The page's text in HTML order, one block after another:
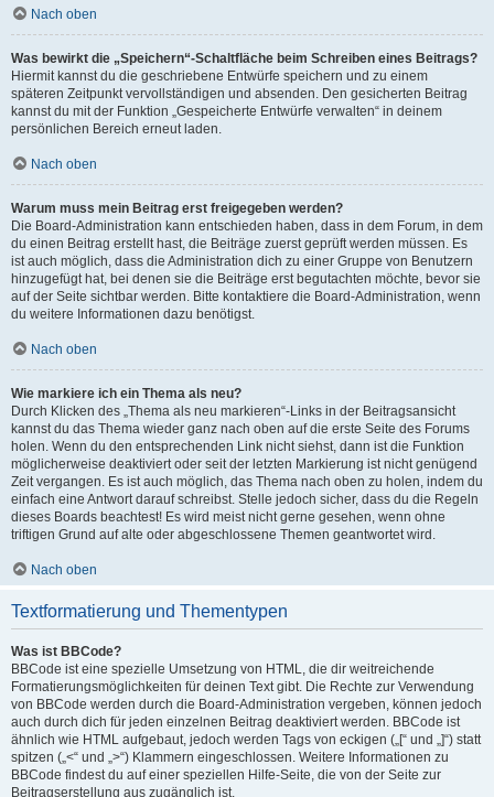
Nach oben
Was bewirkt die „Speichern“-Schaltfläche beim Schreiben eines Beitrags?
Hiermit kannst du die geschriebene Entwürfe speichern und zu einem
späteren Zeitpunkt vervollständigen und absenden. Den gesicherten Beitrag
kannst du mit der Funktion „Gespeicherte Entwürfe verwalten“ in deinem
persönlichen Bereich erneut laden.
Nach oben
Warum muss mein Beitrag erst freigegeben werden?
Die Board-Administration kann entschieden haben, dass in dem Forum, in dem
du einen Beitrag erstellt hast, die Beiträge zuerst geprüft werden müssen. Es
ist auch möglich, dass die Administration dich zu einer Gruppe von Benutzern
hinzugefügt hat, bei denen sie die Beiträge erst begutachten möchte, bevor sie
auf der Seite sichtbar werden. Bitte kontaktiere die Board-Administration, wenn
du weitere Informationen dazu benötigst.
Nach oben
Wie markiere ich ein Thema als neu?
Durch Klicken des „Thema als neu markieren“-Links in der Beitragsansicht
kannst du das Thema wieder ganz nach oben auf die erste Seite des Forums
holen. Wenn du den entsprechenden Link nicht siehst, dann ist die Funktion
möglicherweise deaktiviert oder seit der letzten Markierung ist nicht genügend
Zeit vergangen. Es ist auch möglich, das Thema nach oben zu holen, indem du
einfach eine Antwort darauf schreibst. Stelle jedoch sicher, dass du die Regeln
dieses Boards beachtest! Es wird meist nicht gerne gesehen, wenn ohne
triftigen Grund auf alte oder abgeschlossene Themen geantwortet wird.
Nach oben
Textformatierung und Thementypen
Was ist BBCode?
BBCode ist eine spezielle Umsetzung von HTML, die dir weitreichende
Formatierungsmöglichkeiten für deinen Text gibt. Die Rechte zur Verwendung
von BBCode werden durch die Board-Administration vergeben, können jedoch
auch durch dich für jeden einzelnen Beitrag deaktiviert werden. BBCode ist
ähnlich wie HTML aufgebaut, jedoch werden Tags von eckigen („[“ und „]“) statt
spitzen („<“ und „>“) Klammern eingeschlossen. Weitere Informationen zu
BBCode findest du auf einer speziellen Hilfe-Seite, die von der Seite zur
Beitragserstellung aus zugänglich ist.